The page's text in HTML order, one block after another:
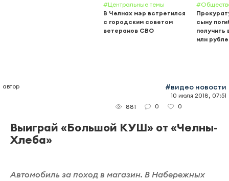
#Центральные темы
В Челнах мэр встретился
с городским советом
ветеранов СВО
сыну
получить
млн
автор #видео новости
10 июля 2018, 07:51
881
0 0
Выиграй «Большой КУШ» от «Челны-
Хлеба»
Автомобиль за поход в магазин. В Набережных